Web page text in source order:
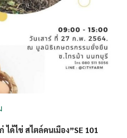
ได้ไข่ สไตล์คนเมือง”SE 101